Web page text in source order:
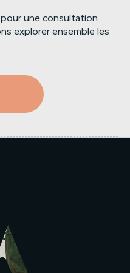
une consultation
explorer ensemble les